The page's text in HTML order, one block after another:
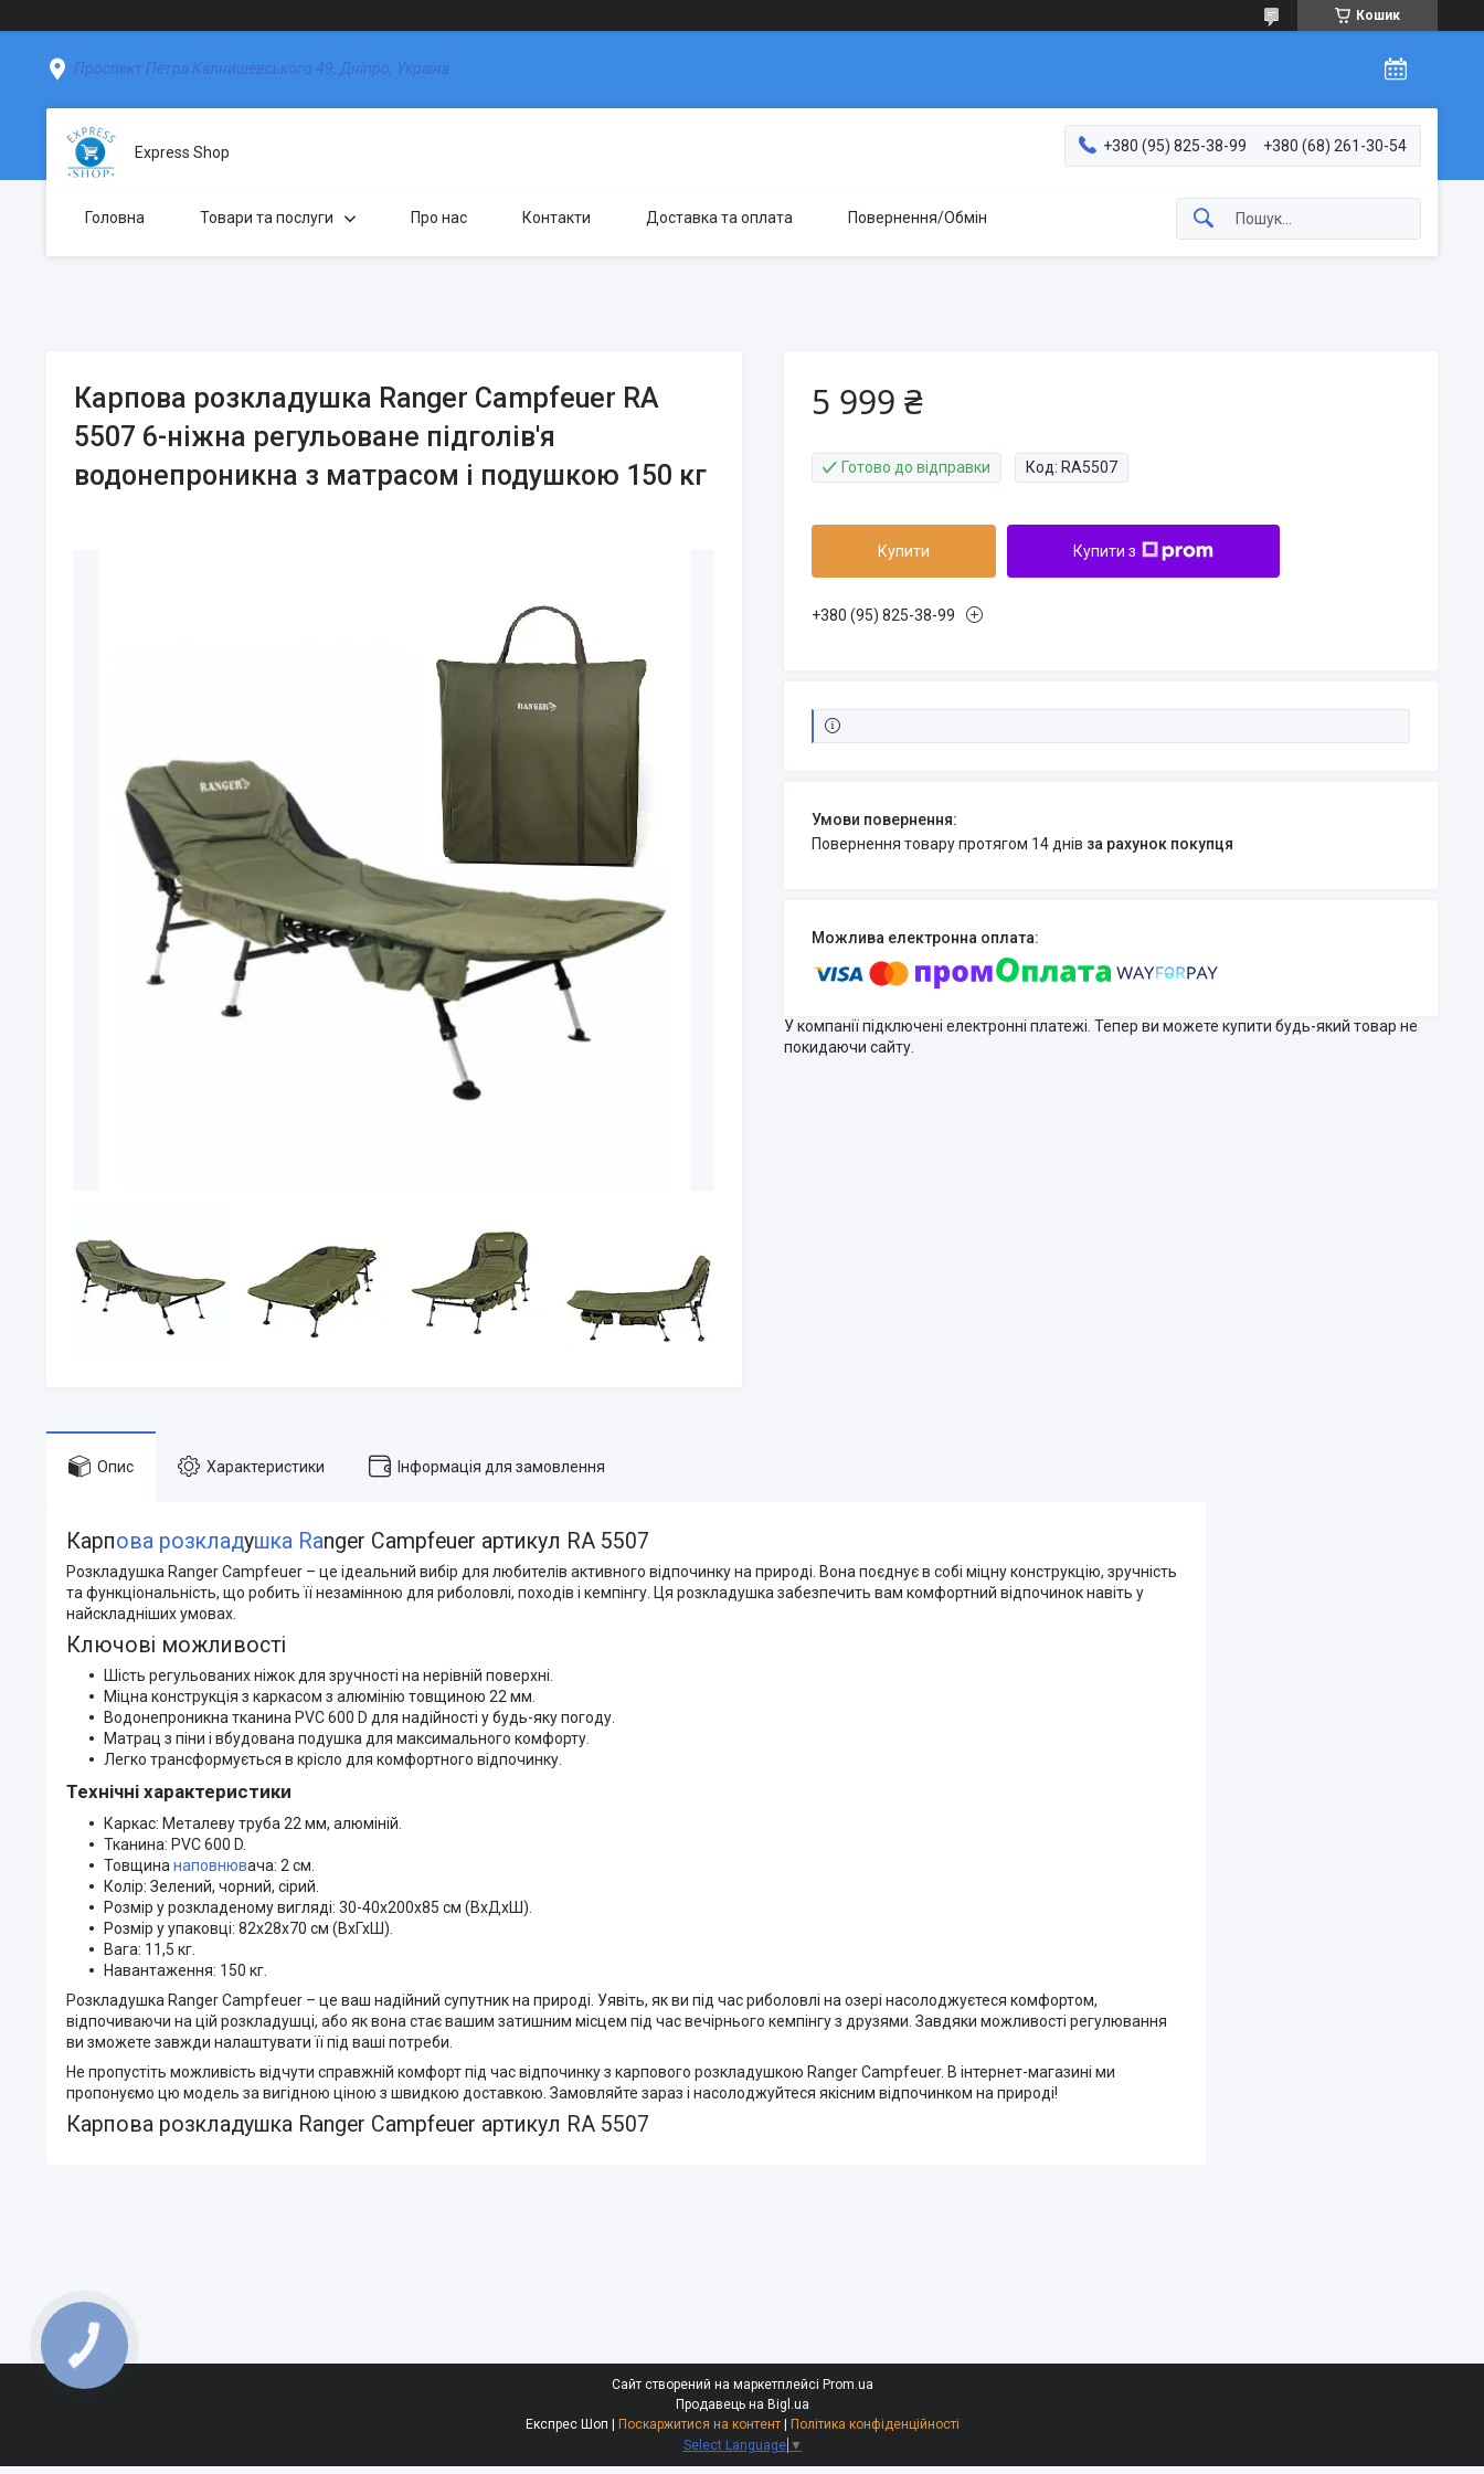
Кошик
Проспект Петра Калнишевського 49, Дніпро, Україна
Express Shop +380 (95) 825-38-99 +380 (68) 261-30-54
Головна Товари та послуги Про нас Контакти Доставка та оплата Повернення/Обмін
Карпова розкладушка Ranger Campfeuer RA
5507 6-ніжна регульоване підголів'я
водонепроникна з матрасом і подушкою 150 кг
5 999 ₴
Готово до відправки Код: RA5507
Купити Купити з
+380 (95) 825-38-99
повернення товару протягом 14 днів за рахунок покупця
У компанії підключені електронні платежі. Тепер ви можете купити будь-який товар не
покидаючи сайту.
Опис Характеристики Інформація для замовлення
Карпова розкладушка Ranger Campfeuer артикул RA 5507
Розкладушка Ranger Campfeuer – це ідеальний вибір для любителів активного відпочинку на природі. Вона поєднує в собі міцну конструкцію, зручність
та функціональність, що робить її незамінною для риболовлі, походів і кемпінгу. Ця розкладушка забезпечить вам комфортний відпочинок навіть у
найскладніших умовах.
Ключові можливості
Шість регульованих ніжок для зручності на нерівній поверхні.
Міцна конструкція з каркасом з алюмінію товщиною 22 мм.
Водонепроникна тканина PVC 600 D для надійності у будь-яку погоду.
Матрац з піни і вбудована подушка для максимального комфорту.
Легко трансформується в крісло для комфортного відпочинку.
Технічні характеристики
Каркас: Металеву труба 22 мм, алюміній.
Тканина: PVC 600 D.
Товщинанаповнювача: 2 см.
Колір: Зелений, чорний, сірий.
Розмір у розкладеному вигляді: 30-40х200х85 см (ВхДхШ).
Розмір у упаковці: 82х28х70 см (ВхГхШ).
Вага: 11,5 кг.
Навантаження: 150 кг.
Розкладушка Ranger Campfeuer – це ваш надійний супутник на природі. Уявіть, як ви під час риболовлі на озері насолоджуєтеся комфортом,
відпочиваючи на цій розкладушці, або як вона стає вашим затишним місцем під час вечірнього кемпінгу з друзями. Завдяки можливості регулювання
ви зможете завжди налаштувати її під ваші потреби.
Не пропустіть можливість відчути справжній комфорт під час відпочинку з карпового розкладушкою Ranger Campfeuer. В інтернет-магазині ми
пропонуємо цю модель за вигідною ціною з швидкою доставкою. Замовляйте зараз і насолоджуйтеся якісним відпочинком на природі!
Карпова розкладушка Ranger Campfeuer артикул RA 5507
Сайт створений на маркетплейсі Prom.ua
Продавець на Bigl.ua
Поскаржитися на контент
Політика конфіденційності
Select Language ▼